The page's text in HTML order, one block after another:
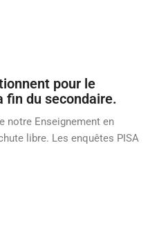
pour le
fin du secondaire.
notre Enseignement en
libre. Les enquêtes PISA